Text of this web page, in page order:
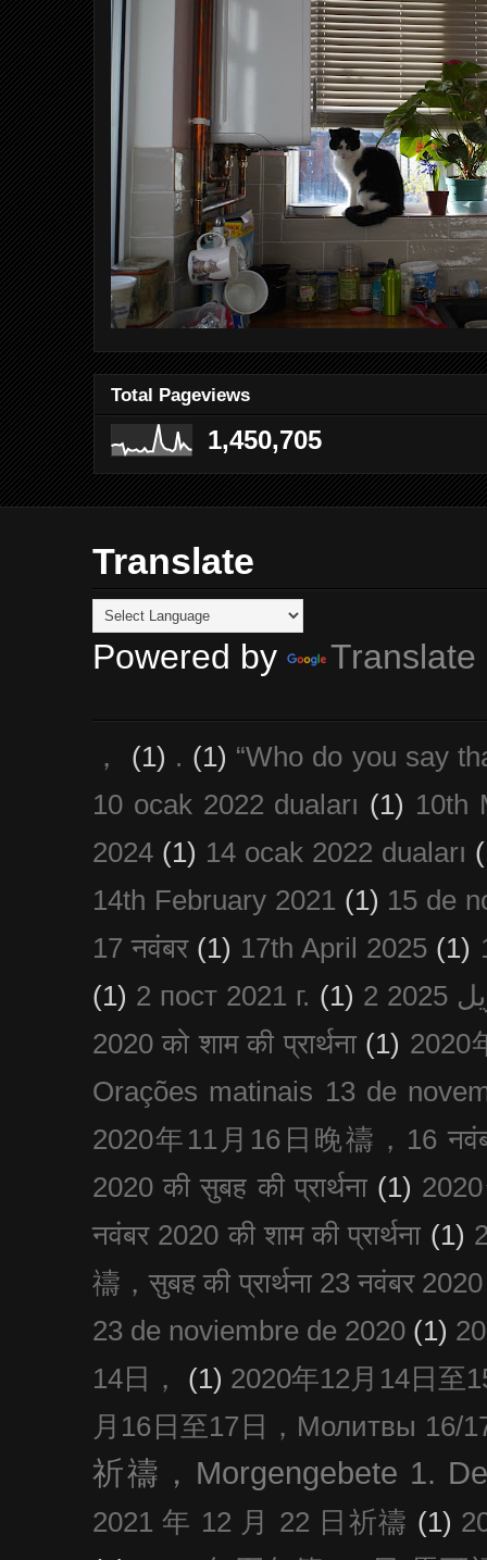
Total Pageviews
1,450,705
Translate
Powered by Translate
， (1) . (1) “Who do you say
10 ocak 2022 duaları (1) 10th
2024 (1) 14 ocak 2022 duaları
14th February 2021 (1) 15 de
17 नवंबर (1) 17th April 2025 (1)
(1) 2 пост 2021 г. (1)
2020 को शाम की प्रार्थना (1) 2020
Orações matinais 13 de
2020年11月16日晚禱，16
2020 की सुबह की प्रार्थना (1)
नवंबर 2020 की शाम की प्रार्थना (1)
禱，सुबह की प्रार्थना 23 नवंबर 2020
23 de noviembre de 2020 (1)
14日，
(1) 2020年12月14日至
月16日至17日，Молитвы 16/
祈禱，Morgengebete 1.
2021 年 12 月 22 日祈禱 (1)